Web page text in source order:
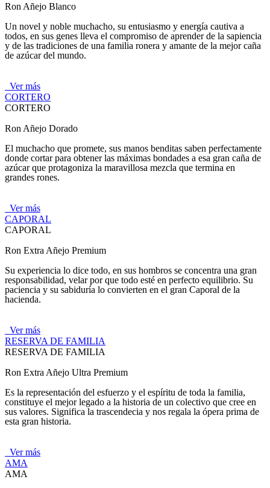
Ron Añejo Blanco
Un novel y noble muchacho, su entusiasmo y energía cautiva a
todos, en sus genes lleva el compromiso de aprender de la sapiencia
y de las tradiciones de una familia ronera y amante de la mejor caña
de azúcar del mundo.
Ver más
CORTERO
CORTERO
Ron Añejo Dorado
El muchacho que promete, sus manos benditas saben perfectamente
donde cortar para obtener las máximas bondades a esa gran caña de
azúcar que protagoniza la maravillosa mezcla que termina en
grandes rones.
Ver más
CAPORAL
CAPORAL
Ron Extra Añejo Premium
Su experiencia lo dice todo, en sus hombros se concentra una gran
responsabilidad, velar por que todo esté en perfecto equilibrio. Su
paciencia y su sabiduría lo convierten en el gran Caporal de la
hacienda.
Ver más
RESERVA DE FAMILIA
RESERVA DE FAMILIA
Ron Extra Añejo Ultra Premium
Es la representación del esfuerzo y el espíritu de toda la familia,
constituye el mejor legado a la historia de un colectivo que cree en
sus valores. Significa la trascendecia y nos regala la ópera prima de
esta gran historia.
Ver más
AMA
AMA